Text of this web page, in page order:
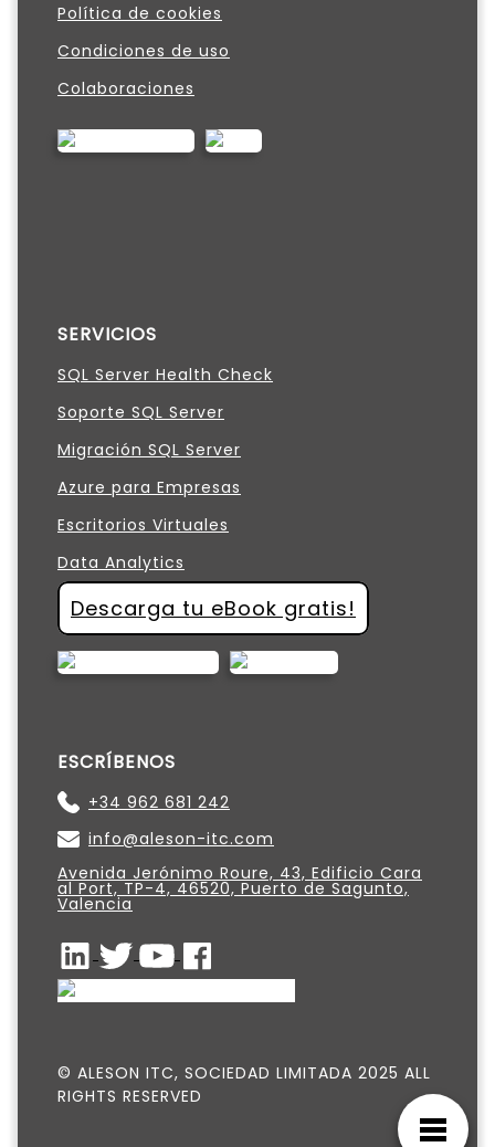
Política de cookies
Condiciones de uso
Colaboraciones
SERVICIOS
SQL Server Health Check
Soporte SQL Server
Migración SQL Server
Azure para Empresas
Escritorios Virtuales
Data Analytics
Descarga tu eBook gratis!
ESCRÍBENOS
+34 962 681 242
info@aleson-itc.com
Avenida Jerónimo Roure, 43, Edificio Cara
al Port, TP-4, 46520, Puerto de Sagunto,
Valencia
© ALESON ITC, SOCIEDAD LIMITADA 2025 ALL
RIGHTS RESERVED